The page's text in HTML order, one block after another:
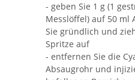
- geben Sie 1 g (1
Messlöffel) auf 50 ml
Sie gründlich und
Spritze auf
- entfernen Sie die
Absaugrohr und